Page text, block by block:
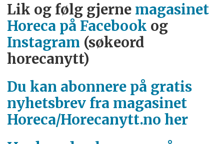
Lik og følg gjerne magasinet
Horeca på Facebook og
Instagram (søkeord
horecanytt)
Du kan abonnere på gratis
nyhetsbrev fra magasinet
Horeca/Horecanytt.no her